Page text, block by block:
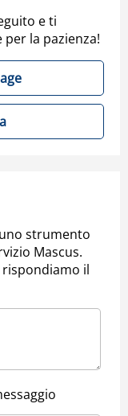
e ti
la pazienza!
strumento
Mascus.
il